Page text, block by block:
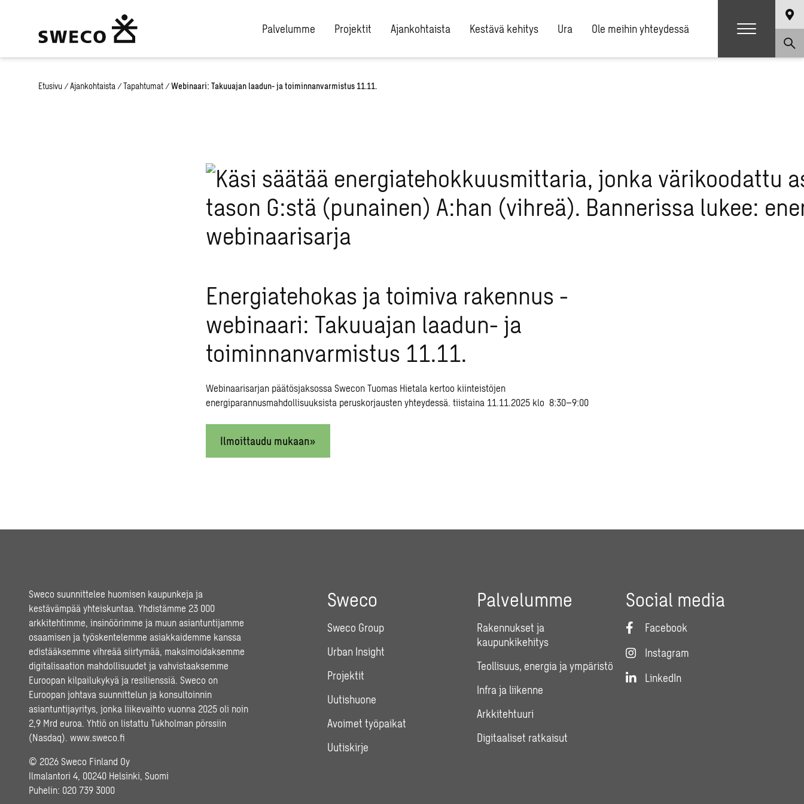
Palvelumme Projektit Ajankohtaista Kestävä kehitys Ura Ole meihin yhteydessä
Etusivu / Ajankohtaista / Tapahtumat / Webinaari: Takuuajan laadun- ja toiminnanvarmistus 11.11.
Energiatehokas ja toimiva rakennus -
webinaari: Takuuajan laadun- ja
toiminnanvarmistus 11.11.
Webinaarisarjan päätösjaksossa Swecon Tuomas Hietala kertoo kiinteistöjen
energiparannusmahdollisuuksista peruskorjausten yhteydessä. tiistaina 11.11.2025 klo 8:30–9:00
Ilmoittaudu mukaan»
Sweco suunnittelee huomisen kaupunkeja ja
kestävämpää yhteiskuntaa. Yhdistämme 23 000
arkkitehtimme, insinöörimme ja muun asiantuntijamme
osaamisen ja työskentelemme asiakkaidemme kanssa
edistääksemme vihreää siirtymää, maksimoidaksemme
digitalisaation mahdollisuudet ja vahvistaaksemme
Euroopan kilpailukykyä ja resilienssiä. Sweco on
Euroopan johtava suunnittelun ja konsultoinnin
asiantuntijayritys, jonka liikevaihto vuonna 2025 oli noin
2,9 Mrd euroa. Yhtiö on listattu Tukholman pörssiin
(Nasdaq). www.sweco.fi
© 2026 Sweco Finland Oy
Ilmalantori 4, 00240 Helsinki, Suomi
Puhelin: 020 739 3000
Sweco
Sweco Group
Urban Insight
Projektit
Uutishuone
Avoimet työpaikat
Uutiskirje
Palvelumme
Rakennukset ja
kaupunkikehitys
Teollisuus, energia ja ympäristö
Infra ja liikenne
Arkkitehtuuri
Digitaaliset ratkaisut
Social media
Facebook
Instagram
LinkedIn